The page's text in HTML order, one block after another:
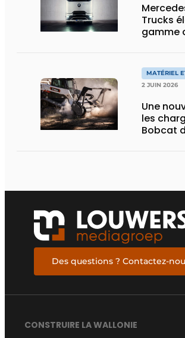
Trucks
gamme
eActros
MATÉRIEL
2 JUIN 2026
Une
les
Bobcat
Des questions ? Contactez-
CONSTRUIRE LA WALLONIE